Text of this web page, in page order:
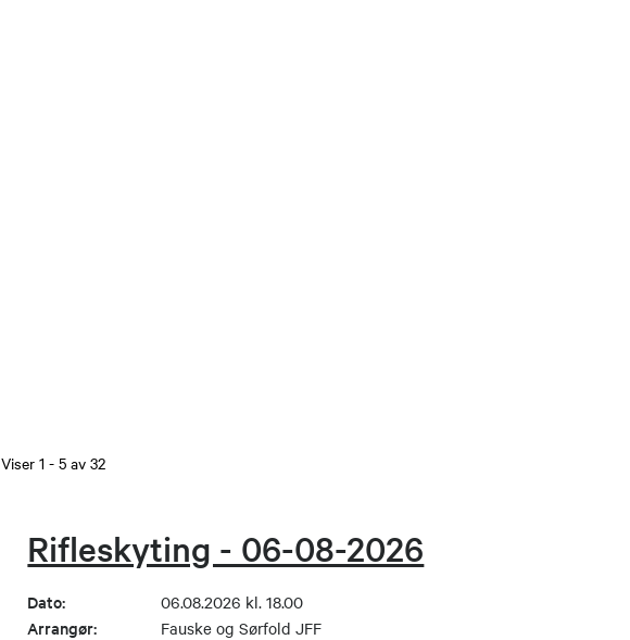
Viser1- 5av32
Rifleskyting - 06-08-2026
Dato: 06.08.2026 kl. 18.00
Arrangør: Fauske og Sørfold JFF